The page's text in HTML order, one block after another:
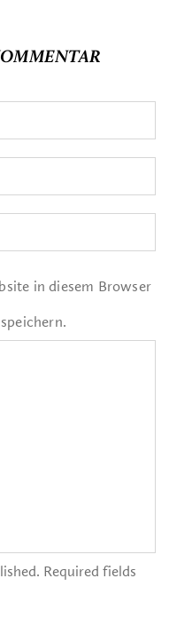
in diesem Browser
Required fields